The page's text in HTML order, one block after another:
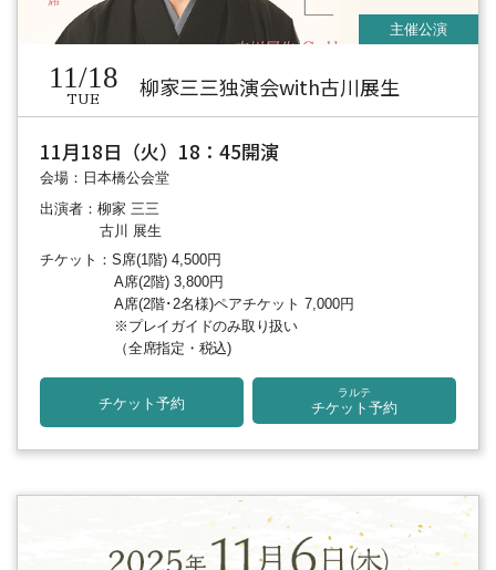
11/18
TUE 柳家三三独演会with古川展生
11月18日（火）18：45開演
会場：日本橋公会堂
出演者：柳家 三三
古川 展生
チケット：S席(1階) 4,500円
A席(2階) 3,800円
A席(2階･2名様)ペアチケット 7,000円
※プレイガイドのみ取り扱い
（全席指定・税込)
チケット予約
ラルテ
チケット予約